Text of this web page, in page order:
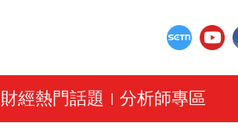
財經熱門話題 分析師專區